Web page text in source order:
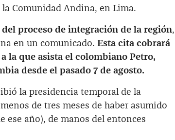
la Comunidad Andina, en Lima.
proceso de integración de la región,
en un comunicado. Esta cita cobrará
la que asista el colombiano Petro,
desde el pasado 7 de agosto.
la presidencia temporal de la
de tres meses de haber asumido
ese año), de manos del entonces